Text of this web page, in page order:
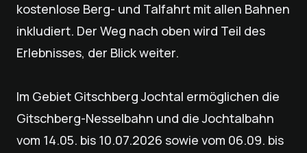
kostenlose Berg- und Talfahrt mit allen Bahnen
inkludiert. Der Weg nach oben wird Teil des
Erlebnisses, der Blick weiter.
Im Gebiet Gitschberg Jochtal ermöglichen die
Gitschberg-Nesselbahn und die Jochtalbahn
vom 14.05. bis 10.07.2026 sowie vom 06.09. bis